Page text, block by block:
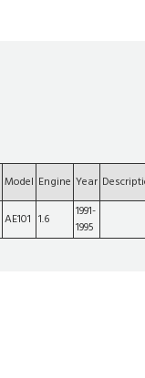
Model Engine Year
AE101 1.6
1991-
1995